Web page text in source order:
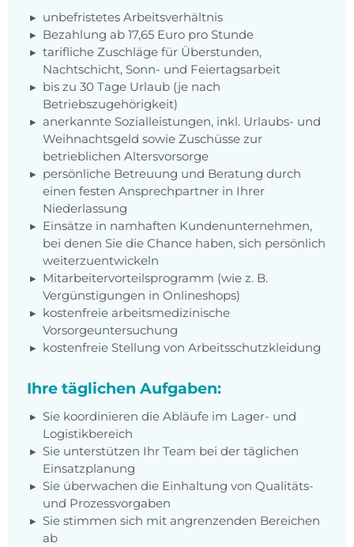
unbefristetes Arbeitsverhältnis
Bezahlung ab 17,65 Euro pro Stunde
tarifliche Zuschläge für Überstunden,
Nachtschicht, Sonn- und Feiertagsarbeit
bis zu 30 Tage Urlaub (je nach
Betriebszugehörigkeit)
anerkannte Sozialleistungen, inkl. Urlaubs- und
Weihnachtsgeld sowie Zuschüsse zur
betrieblichen Altersvorsorge
persönliche Betreuung und Beratung durch
einen festen Ansprechpartner in Ihrer
Niederlassung
Einsätze in namhaften Kundenunternehmen,
bei denen Sie die Chance haben, sich persönlich
weiterzuentwickeln
Mitarbeitervorteilsprogramm (wie z. B.
Vergünstigungen in Onlineshops)
kostenfreie arbeitsmedizinische
Vorsorgeuntersuchung
kostenfreie Stellung von Arbeitsschutzkleidung
Ihre täglichen Aufgaben:
Sie koordinieren die Abläufe im Lager- und
Logistikbereich
Sie unterstützen Ihr Team bei der täglichen
Einsatzplanung
Sie überwachen die Einhaltung von Qualitäts-
und Prozessvorgaben
Sie stimmen sich mit angrenzenden Bereichen
ab